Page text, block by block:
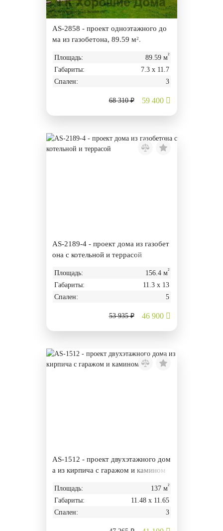
AS-2858 - проект одноэтажного до
ма из газобетона, 89.59 м².
Площадь: 89.59 м²
Габариты:
7.3 х 11.7
Спален:
3
68 310 ₽ 59 400
AS-2189-4 - проект дома из газобет
она с котельной и террасой
Площадь: 156.4 м²
Габариты:
11.3 х 13
Спален:
5
53 935 ₽ 46 900
AS-1512 - проект двухэтажного дом
а из кирпича с гаражом и камином
Площадь: 137 м²
Габариты:
11.48 х 11.65
Спален:
3